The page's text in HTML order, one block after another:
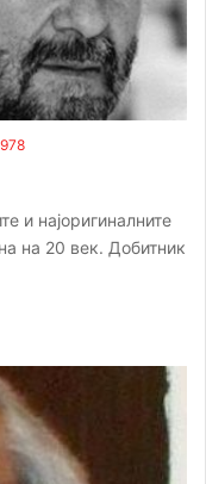
и најоригиналните
на 20 век. Добитник